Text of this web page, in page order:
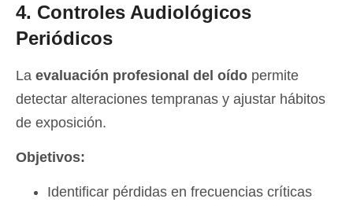
4. Controles Audiológicos
Periódicos
La evaluación profesional del oído permite
detectar alteraciones tempranas y ajustar hábitos
de exposición.
Objetivos:
Identificar pérdidas en frecuencias críticas